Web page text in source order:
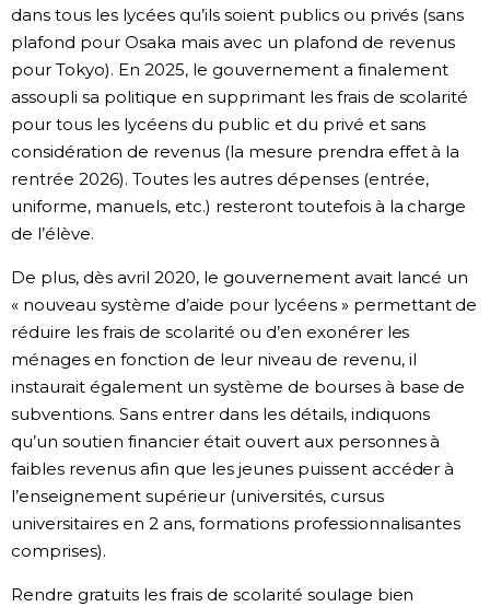
dans tous les lycées qu’ils soient publics ou privés (sans
plafond pour Osaka mais avec un plafond de revenus
pour Tokyo). En 2025, le gouvernement a finalement
assoupli sa politique en supprimant les frais de scolarité
pour tous les lycéens du public et du privé et sans
considération de revenus (la mesure prendra effet à la
rentrée 2026). Toutes les autres dépenses (entrée,
uniforme, manuels, etc.) resteront toutefois à la charge
de l’élève.
De plus, dès avril 2020, le gouvernement avait lancé un
« nouveau système d’aide pour lycéens » permettant de
réduire les frais de scolarité ou d’en exonérer les
ménages en fonction de leur niveau de revenu, il
instaurait également un système de bourses à base de
subventions. Sans entrer dans les détails, indiquons
qu’un soutien financier était ouvert aux personnes à
faibles revenus afin que les jeunes puissent accéder à
l’enseignement supérieur (universités, cursus
universitaires en 2 ans, formations professionnalisantes
comprises).
Rendre gratuits les frais de scolarité soulage bien